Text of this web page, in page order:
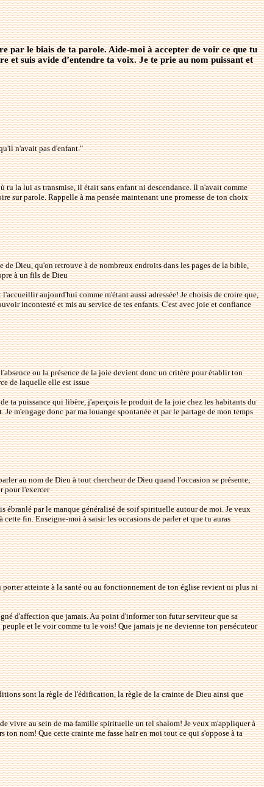
par le biais de ta parole. Aide-moi à accepter de voir ce que tu
et suis avide d’entendre ta voix. Je te prie au nom puissant et
n'avait pas d'enfant."
tu la lui as transmise, il était sans enfant ni descendance. Il n'avait comme
sur parole. Rappelle à ma pensée maintenant une promesse de ton choix
Dieu, qu'on retrouve à de nombreux endroits dans les pages de la bible,
à un fils de Dieu
aujourd'hui comme m'étant aussi adressée! Je choisis de croire que,
incontesté et mis au service de tes enfants. C'est avec joie et confiance
ou la présence de la joie devient donc un critère pour établir ton
de laquelle elle est issue
ta puissance qui libère, j'aperçois le produit de la joie chez les habitants du
m'engage donc par ma louange spontanée et par le partage de mon temps
au nom de Dieu à tout chercheur de Dieu quand l'occasion se présente;
pour l'exercer
ébranlé par le manque généralisé de soif spirituelle autour de moi. Je veux
fin. Enseigne-moi à saisir les occasions de parler et que tu auras
atteinte à la santé ou au fonctionnement de ton église revient ni plus ni
d'affection que jamais. Au point d'informer ton futur serviteur que sa
et le voir comme tu le vois! Que jamais je ne devienne ton persécuteur
sont la règle de l'édification, la règle de la crainte de Dieu ainsi que
vivre au sein de ma famille spirituelle un tel shalom! Je veux m'appliquer à
nom! Que cette crainte me fasse haïr en moi tout ce qui s'oppose à ta